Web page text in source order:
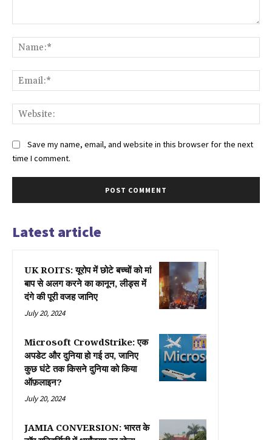
Save my name, email, and website in this browser for the next
time I comment.
Latest article
UK ROITS: यूरोप में छोटे बच्चों को मां
बाप से अलग करने का कानून, लीड्स में
दंगे की पूरी वजह जानिए
July 20, 2024
Microsoft CrowdStrike: एक
अपडेट और दुनिया हो गई ठप, जानिए
कुछ घंटे तक किसने दुनिया को किया
ऑफ़लाइन?
July 20, 2024
JAMIA CONVERSION: भारत के